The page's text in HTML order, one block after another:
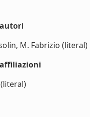
M. Fabrizio (literal)
(literal)